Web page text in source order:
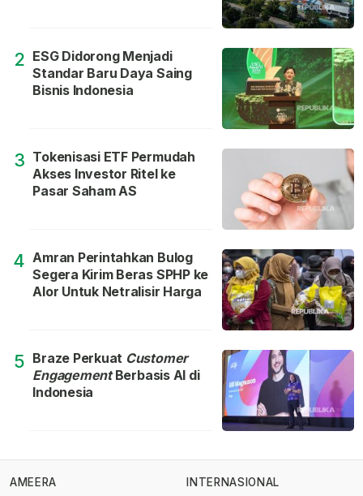
2 ESG Didorong Menjadi
Standar Baru Daya Saing
Bisnis Indonesia
3 Tokenisasi ETF Permudah
Akses Investor Ritel ke
Pasar Saham AS
4 Amran Perintahkan Bulog
Segera Kirim Beras SPHP ke
Alor Untuk Netralisir Harga
5 Braze Perkuat Customer
EngagementBerbasis AI di
Indonesia
AMEERA
INTERNASIONAL